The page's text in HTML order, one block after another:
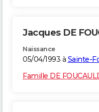
Jacques DE
Naissance
05/04/1993 à Sainte-
Famille DE